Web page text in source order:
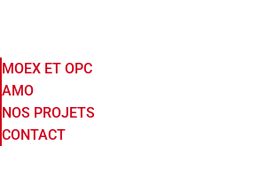
MOEX ET OPC
AMO
NOS PROJETS
CONTACT